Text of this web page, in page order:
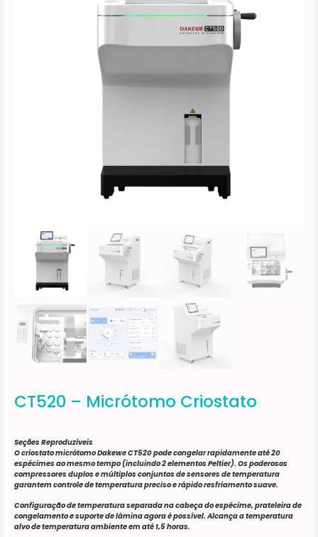
CT520 – Micrótomo Criostato
Seções Reproduzíveis
O criostato micrótomo Dakewe CT520 pode congelar rapidamente até 20
espécimes ao mesmo tempo (incluindo 2 elementos Peltier). Os poderosos
compressores duplos e múltiplos conjuntos de sensores de temperatura
garantem controle de temperatura preciso e rápido resfriamento suave.
Configuração de temperatura separada na cabeça do espécime, prateleira de
congelamento e suporte de lâmina agora é possível. Alcança a temperatura
alvo de temperatura ambiente em até 1,5 horas.